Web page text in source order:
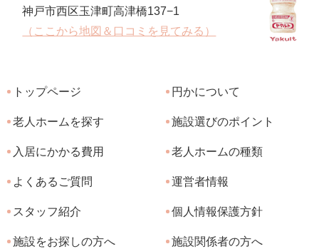
神戸市西区玉津町高津橋137−1
（ここから地図＆口コミを見てみる）
トップページ 円かについて
老人ホームを探す 施設選びのポイント
入居にかかる費用 老人ホームの種類
よくあるご質問 運営者情報
スタッフ紹介 個人情報保護方針
施設をお探しの方へ 施設関係者の方へ